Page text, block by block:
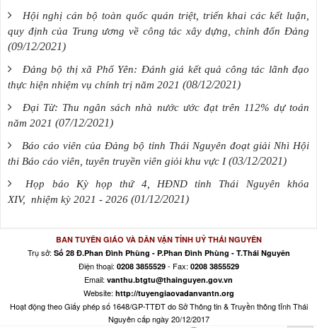
Hội nghị cán bộ toàn quốc quán triệt, triển khai các kết luận,
quy định của Trung ương về công tác xây dựng, chỉnh đốn Đảng
(09/12/2021)
Đảng bộ thị xã Phổ Yên: Đánh giá kết quả công tác lãnh đạo
thực hiện nhiệm vụ chính trị năm 2021 (08/12/2021)
Đại Từ: Thu ngân sách nhà nước ước đạt trên 112% dự toán
năm 2021 (07/12/2021)
Báo cáo viên của Đảng bộ tỉnh Thái Nguyên đoạt giải Nhì Hội
thi Báo cáo viên, tuyên truyền viên giỏi khu vực I (03/12/2021)
Họp báo Kỳ họp thứ 4, HĐND tỉnh Thái Nguyên khóa
XIV, nhiệm kỳ 2021 - 2026 (01/12/2021)
BAN TUYÊN GIÁO VÀ DÂN VẬN TỈNH UỶ THÁI NGUYÊN
Trụ sở: Số 28 Đ.Phan Đình Phùng - P.Phan Đình Phùng - T.Thái Nguyên
Điện thoại: 0208 3855529- Fax: 0208 3855529
Email: vanthu.btgtu@thainguyen.gov.vn
Website: http://tuyengiaovadanvantn.org
Hoạt động theo Giấy phép số 1648/GP-TTĐT do Sở Thông tin & Truyền thông tỉnh Thái
Nguyên cấp ngày 20/12/2017